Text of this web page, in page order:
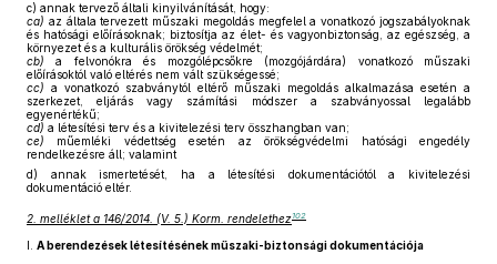
c) annak tervező általi kinyilvánítását, hogy:
ca) az általa tervezett műszaki megoldás megfelel a vonatkozó jogszabályoknak
és hatósági előírásoknak; biztosítja az élet- és vagyonbiztonság, az egészség, a
környezet és a kulturális örökség védelmét;
cb) a felvonókra és mozgólépcsőkre (mozgójárdára) vonatkozó műszaki
előírásoktól való eltérés nem vált szükségessé;
cc) a vonatkozó szabványtól eltérő műszaki megoldás alkalmazása esetén a
szerkezet, eljárás vagy számítási módszer a szabványossal legalább
egyenértékű;
cd) a létesítési terv és a kivitelezési terv összhangban van;
ce) műemléki védettség esetén az örökségvédelmi hatósági engedély
rendelkezésre áll; valamint
d) annak ismertetését, ha a létesítési dokumentációtól a kivitelezési
dokumentáció eltér.
2. melléklet a 146/2014. (V. 5.) Korm. rendelethez102
I. A berendezések létesítésének műszaki-biztonsági dokumentációja